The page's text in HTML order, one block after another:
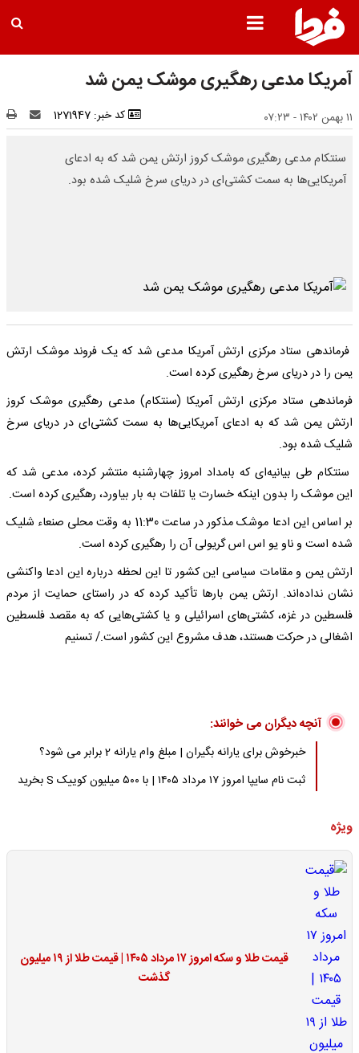
آمریکا مدعی رهگیری موشک یمن شد
۱۱ بهمن ۱۴۰۲ - ۰۷:۲۳ کد خبر: 1271947
سنتکام مدعی رهگیری موشک کروز ارتش یمن شد که به ادعای
آمریکایی‌ها به سمت کشتی‌ای در دریای سرخ شلیک شده بود.
فرماندهی ستاد مرکزی ارتش آمریکا مدعی شد که یک فروند موشک ارتش
یمن را در دریای سرخ رهگیری کرده است.
فرماندهی ستاد مرکزی ارتش آمریکا (سنتکام) مدعی رهگیری موشک کروز
ارتش یمن شد که به ادعای آمریکایی‌ها به سمت کشتی‌ای در دریای سرخ
شلیک شده بود.
سنتکام طی بیانیه‌ای‌ که بامداد امروز چهارشنبه منتشر کرده، مدعی شد که
این موشک را بدون اینکه خسارت یا تلفات به بار بیاورد، رهگیری کرده است.
بر اساس این ادعا موشک مذکور در ساعت 11:30 به وقت محلی صنعاء شلیک
شده است و ناو یو اس‌ اس گریولی آن را رهگیری کرده است.
ارتش یمن و مقامات سیاسی این کشور تا این لحظه درباره این ادعا واکنشی
نشان نداده‌اند. ارتش یمن بارها تأکید کرده که در راستای حمایت از مردم
فلسطین در غزه، کشتی‌های اسرائیلی و یا کشتی‌هایی که به مقصد فلسطین
اشغالی در حرکت هستند، هدف مشروع این کشور است./ تسنیم
آنچه دیگران می خوانند:
خبرخوش برای یارانه بگیران | مبلغ وام یارانه 2 برابر می شود؟
ثبت نام سایپا امروز ۱۷ مرداد ۱۴۰۵ | با ۵۰۰ میلیون کوییک S بخرید
ویژه
قیمت طلا و سکه امروز ۱۷ مرداد ۱۴۰۵ | قیمت طلا از ۱۹ میلیون
گذشت